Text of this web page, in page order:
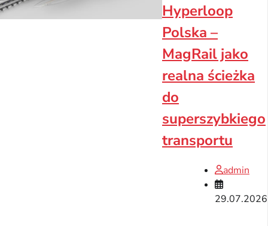
Hyperloop
Polska –
MagRail jako
realna ścieżka
do
superszybkiego
transportu
admin
29.07.2026